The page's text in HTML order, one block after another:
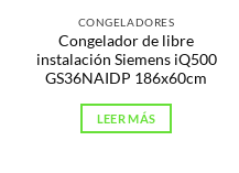
CONGELADORES
Congelador de libre
instalación Siemens iQ500
GS36NAIDP 186x60cm
LEER MÁS